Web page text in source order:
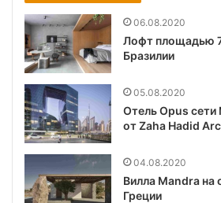
06.08.2020
Лофт площадью
Бразилии
05.08.2020
Отель Opus сети
от Zaha Hadid
04.08.2020
Вилла Mandra на
Греции